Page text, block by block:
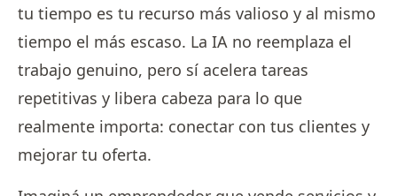
tu tiempo es tu recurso más valioso y al mismo
tiempo el más escaso. La IA no reemplaza el
trabajo genuino, pero sí acelera tareas
repetitivas y libera cabeza para lo que
realmente importa: conectar con tus clientes y
mejorar tu oferta.